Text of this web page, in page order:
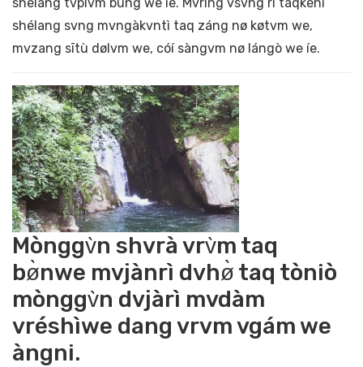
shélang svng mvngàkvntì taq záng nø køtvm we,
mvzang sītù dølvm we, cóí sàngvm nø lángò we íe.
Mònggv̀n shvrà vrv̀m taq
bø̀nwe mvjànrì dvhø̀ taq tòniò
mònggv̀n dvjàrì mvdàm
vréshìwe dang vrvm vgám we
àngni.